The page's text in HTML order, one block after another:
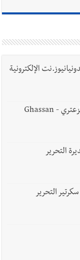
الإلكترونية
الصحافي السفير غسان محمود الزعتري - Ghassan
التحرير
التحرير